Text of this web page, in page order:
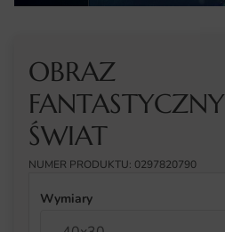
OBRAZ
FANTASTYCZNY
ŚWIAT
NUMER PRODUKTU: 0297820790
Wymiary